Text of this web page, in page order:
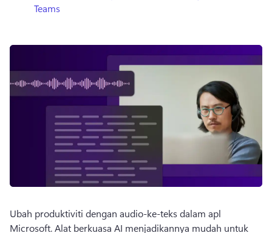
Teams
Ubah produktiviti dengan audio-ke-teks dalam apl
Microsoft. Alat berkuasa AI menjadikannya mudah untuk